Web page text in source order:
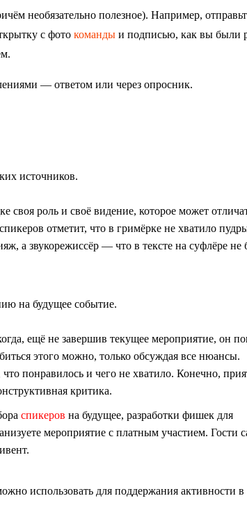
необязательно полезное). Например,
с фото команды и подписью, как вы были
— ответом или через опросник.
источников.
своя роль и своё видение, которое может
отметит, что в гримёрке не хватило
а звукорежиссёр — что в тексте на суфлёре не
на будущее событие.
ещё не завершив текущее мероприятие, он
этого можно, только обсуждая все нюансы.
понравилось и чего не хватило. Конечно,
критика.
спикеров на будущее, разработки фишек для
мероприятие с платным участием. Гости
использовать для поддержания активности в